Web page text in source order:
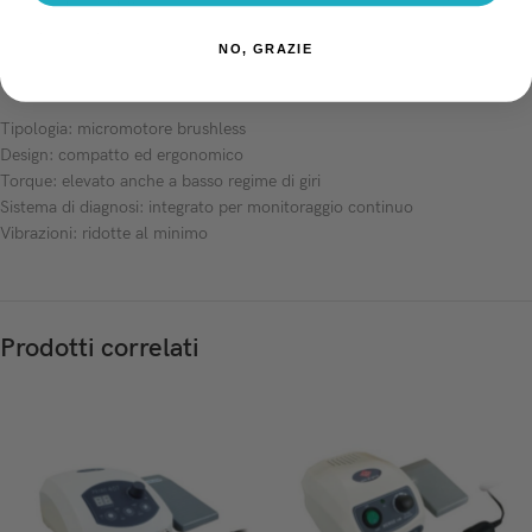
Specifiche tecniche
Tipologia: micromotore brushless
Design: compatto ed ergonomico
Torque: elevato anche a basso regime di giri
Sistema di diagnosi: integrato per monitoraggio continuo
Vibrazioni: ridotte al minimo
Prodotti correlati
NO, GRAZIE